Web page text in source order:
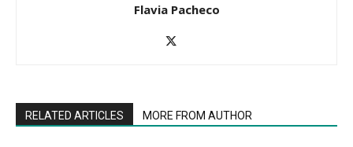
Flavia Pacheco
RELATED ARTICLES MORE FROM AUTHOR